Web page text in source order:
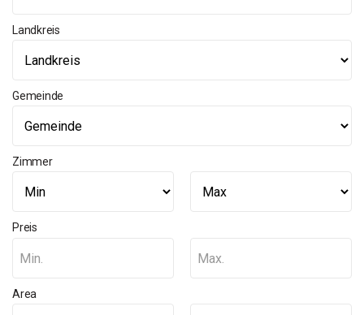
Landkreis
Gemeinde
Zimmer
Preis
Min. Max.
Area